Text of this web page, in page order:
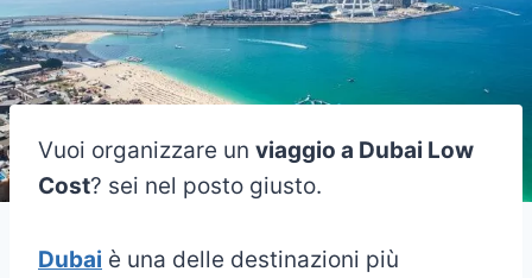
Vuoi organizzare un viaggio a Dubai Low
Cost? sei nel posto giusto.
Dubai è una delle destinazioni più